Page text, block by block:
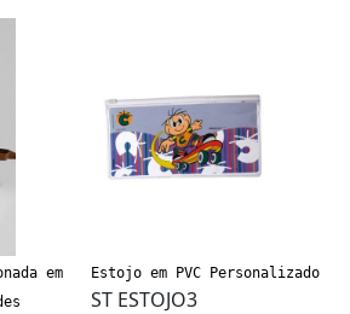
em
Estojo em PVC Personalizado
ST ESTOJO3